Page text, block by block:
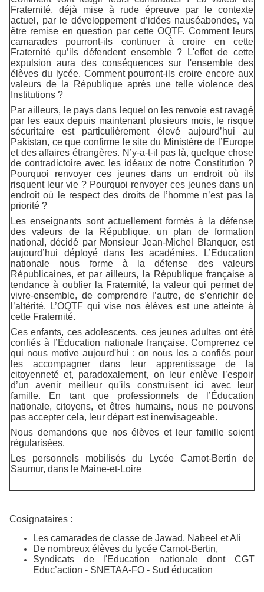
Fraternité, déjà mise à rude épreuve par le contexte
actuel, par le développement d’idées nauséabondes, va
être remise en question par cette OQTF. Comment leurs
camarades pourront-ils continuer à croire en cette
Fraternité qu’ils défendent ensemble ? L'effet de cette
expulsion aura des conséquences sur l'ensemble des
élèves du lycée. Comment pourront-ils croire encore aux
valeurs de la République après une telle violence des
Institutions ?
Par ailleurs, le pays dans lequel on les renvoie est ravagé
par les eaux depuis maintenant plusieurs mois, le risque
sécuritaire est particulièrement élevé aujourd’hui au
Pakistan, ce que confirme le site du Ministère de l’Europe
et des affaires étrangères. N’y-a-t-il pas là, quelque chose
de contradictoire avec les idéaux de notre Constitution ?
Pourquoi renvoyer ces jeunes dans un endroit où ils
risquent leur vie ? Pourquoi renvoyer ces jeunes dans un
endroit où le respect des droits de l’homme n’est pas la
priorité ?
Les enseignants sont actuellement formés à la défense
des valeurs de la République, un plan de formation
national, décidé par Monsieur Jean-Michel Blanquer, est
aujourd’hui déployé dans les académies. L’Education
nationale nous forme à la défense des valeurs
Républicaines, et par ailleurs, la République française a
tendance à oublier la Fraternité, la valeur qui permet de
vivre-ensemble, de comprendre l’autre, de s’enrichir de
l’altérité. L’OQTF qui vise nos élèves est une atteinte à
cette Fraternité.
Ces enfants, ces adolescents, ces jeunes adultes ont été
confiés à l’Éducation nationale française. Comprenez ce
qui nous motive aujourd'hui : on nous les a confiés pour
les accompagner dans leur apprentissage de la
citoyenneté et, paradoxalement, on leur enlève l’espoir
d’un avenir meilleur qu'ils construisent ici avec leur
famille. En tant que professionnels de l’Éducation
nationale, citoyens, et êtres humains, nous ne pouvons
pas accepter cela, leur départ est inenvisageable.
Nous demandons que nos élèves et leur famille soient
régularisées.
Les personnels mobilisés du Lycée Carnot-Bertin de
Saumur, dans le Maine-et-Loire
Cosignataires :
Les camarades de classe de Jawad, Nabeel et Ali
De nombreux élèves du lycée Carnot-Bertin,
Syndicats de l'Education nationale dont CGT
Educ’action - SNETAA-FO - Sud éducation